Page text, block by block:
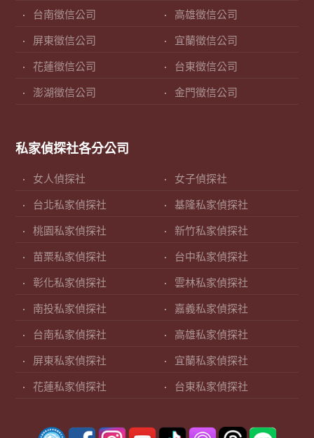
台南徵信公司 高雄徵信公司
屏東徵信公司 宜蘭徵信公司
花蓮徵信公司 台東徵信公司
澎湖徵信公司 金門徵信公司
私家偵探社各分公司
女人偵探社 女子偵探社
台北私家偵探社 基隆私家偵探社
桃園私家偵探社 新竹私家偵探社
苗栗私家偵探社 台中私家偵探社
彰化私家偵探社 雲林私家偵探社
南投私家偵探社 嘉義私家偵探社
台南私家偵探社 高雄私家偵探社
屏東私家偵探社 宜蘭私家偵探社
花蓮私家偵探社 台東私家偵探社